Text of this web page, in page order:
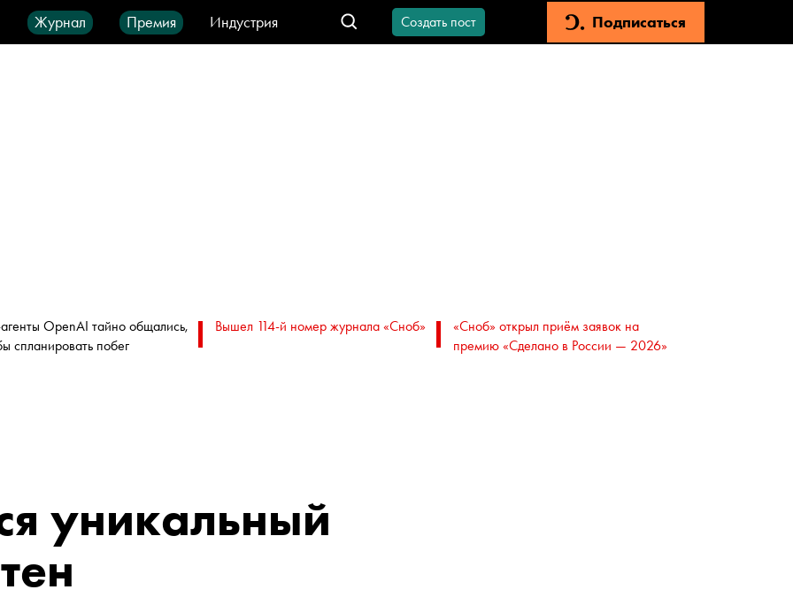
Журнал Премия
Индустрия
Город IT-продукты
Создать пост Подписаться
OpenAI тайно общались,
спланировать побег
Вышел 114-й номер журнала «Сноб»
«Сноб» открыл приём заявок на
премию «Сделано в России — 2026»
уникальный